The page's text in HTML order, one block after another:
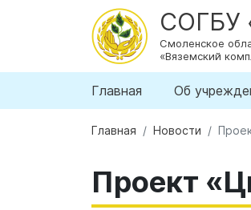
СОГБУ
Смоленское
«Вяземский
Главная Об
Главная Новости
Проект